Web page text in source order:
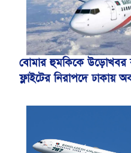
বোমার হুমকিকে উড়োখবর
ফ্লাইটের নিরাপদে ঢাকায়